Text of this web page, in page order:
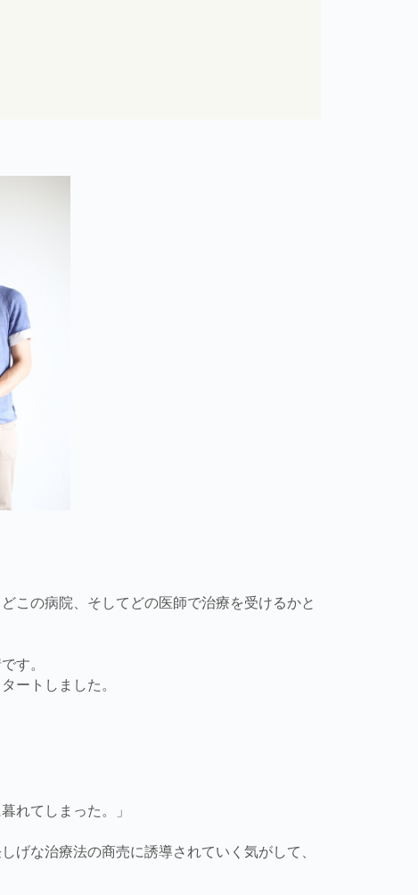
この病院、そしてどの医師で治療を受けるかと
す。
ートしました。
れてしまった。」
げな治療法の商売に誘導されていく気がして、